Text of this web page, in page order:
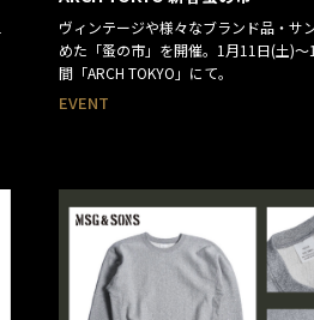
ヴィンテージや様々なブランド品・サ
めた「蚤の市」を開催。1月11日(土)
間「ARCH TOKYO」にて。
EVENT